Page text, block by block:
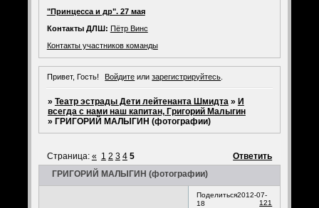
"Принцесса и др". 27 мая
Контакты ДЛШ: Пётр Винс
Контакты участников команды
Привет, Гость! Войдите илизарегистрируйтесь.
» Театр эстрады Дети лейтенанта Шмидта » И
всегда с нами наш капитан, Григорий Малыгин
» ГРИГОРИЙ МАЛЫГИН (фотографии)
ГРИГОРИЙ МАЛЫГИН (фотографии)
Страница: « 1 2 3 4 5 Ответить
Поделиться
121
2012-07-
18